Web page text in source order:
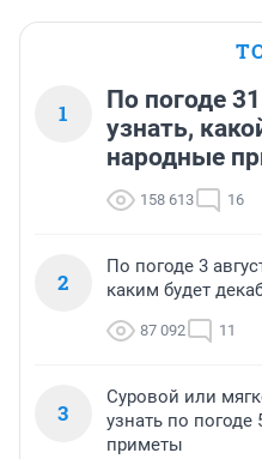
1
По погоде
узнать,
народные
158 613 16
2
По погоде 3
каким будет
87 092 11
3
Суровой или
узнать по
приметы